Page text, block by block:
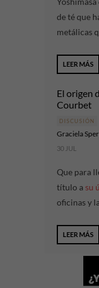
de té que
metálicas
LEER MÁS
El origen
Courbet
DISCUSIÓN
Graciela
30 JUL
Que para
título a su
oficinas y
LEER MÁS